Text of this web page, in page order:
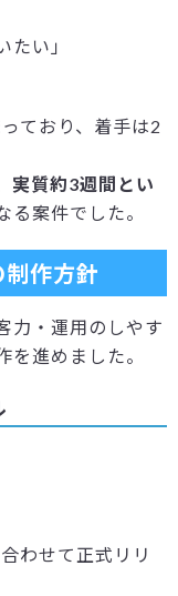
たい」
ており、着手は2
実質約3週間とい
る案件でした。
作方針
力・運用のしやす
を進めました。
わせて正式リリ